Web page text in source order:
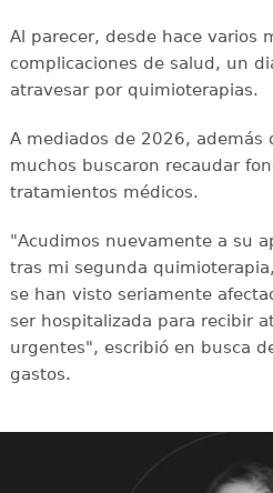
Al parecer, desde hace varios
complicaciones de salud, un
atravesar por quimioterapias.
A mediados de 2026, además
muchos buscaron recaudar
tratamientos médicos.
"Acudimos nuevamente a su
tras mi segunda
se han visto seriamente
ser hospitalizada para recibir
urgentes", escribió en busca
gastos.